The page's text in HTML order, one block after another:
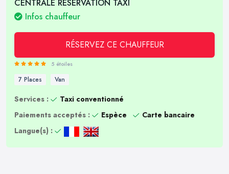
CENTRALE RESERVATION TAXI
Infos chauffeur
RÉSERVEZ CE CHAUFFEUR
5 étoiles
7 Places Van
Services :
Taxi conventionné
Paiements acceptés :
Espèce
Carte bancaire
Langue(s) :